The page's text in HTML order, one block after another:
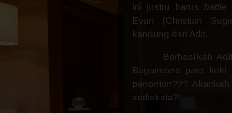
ini justru harus battle
Evan (Christian
kandung dari Adit.
Berhasilkah
Bagaimana para
penonton??? Akankah
sediakala?!